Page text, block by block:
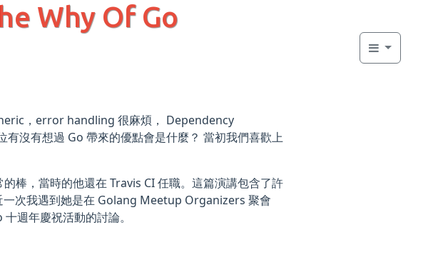
Why Of Go
，error handling 很麻煩， Dependency
沒有想過 Go 帶來的優點會是什麼？ 當初我們喜歡上
棒，當時的他還在 Travis CI 任職。這篇演講包含了許
次我遇到她是在 Golang Meetup Organizers 聚會
週年慶祝活動的討論。